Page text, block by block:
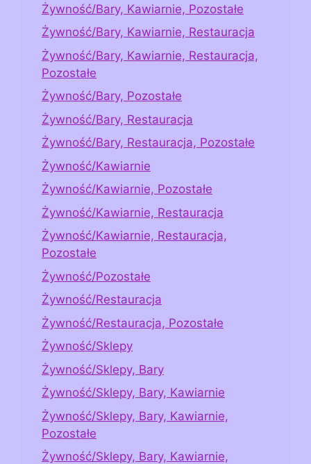
Żywność/Bary, Kawiarnie, Pozostałe
Żywność/Bary, Kawiarnie, Restauracja
Żywność/Bary, Kawiarnie, Restauracja,
Pozostałe
Żywność/Bary, Pozostałe
Żywność/Bary, Restauracja
Żywność/Bary, Restauracja, Pozostałe
Żywność/Kawiarnie
Żywność/Kawiarnie, Pozostałe
Żywność/Kawiarnie, Restauracja
Żywność/Kawiarnie, Restauracja,
Pozostałe
Żywność/Pozostałe
Żywność/Restauracja
Żywność/Restauracja, Pozostałe
Żywność/Sklepy
Żywność/Sklepy, Bary
Żywność/Sklepy, Bary, Kawiarnie
Żywność/Sklepy, Bary, Kawiarnie,
Pozostałe
Żywność/Sklepy, Bary, Kawiarnie,